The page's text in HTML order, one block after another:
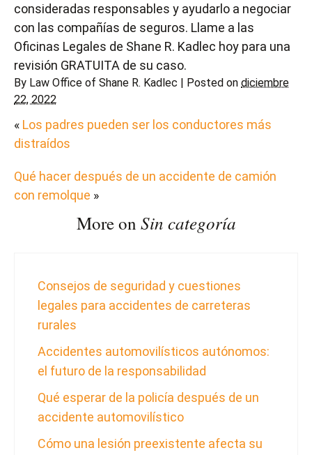
consideradas responsables y ayudarlo a negociar
con las compañías de seguros. Llame a las
Oficinas Legales de Shane R. Kadlec hoy para una
revisión GRATUITA de su caso.
By Law Office of Shane R. Kadlec Posted on diciembre
22, 2022
« Los padres pueden ser los conductores más
distraídos
Qué hacer después de un accidente de camión
con remolque »
More on Sin categoría
Consejos de seguridad y cuestiones
legales para accidentes de carreteras
rurales
Accidentes automovilísticos autónomos:
el futuro de la responsabilidad
Qué esperar de la policía después de un
accidente automovilístico
Cómo una lesión preexistente afecta su